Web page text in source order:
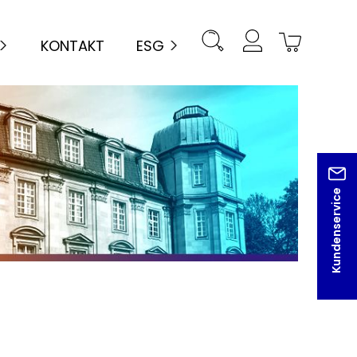
KONTAKT ESG
Kundenservice